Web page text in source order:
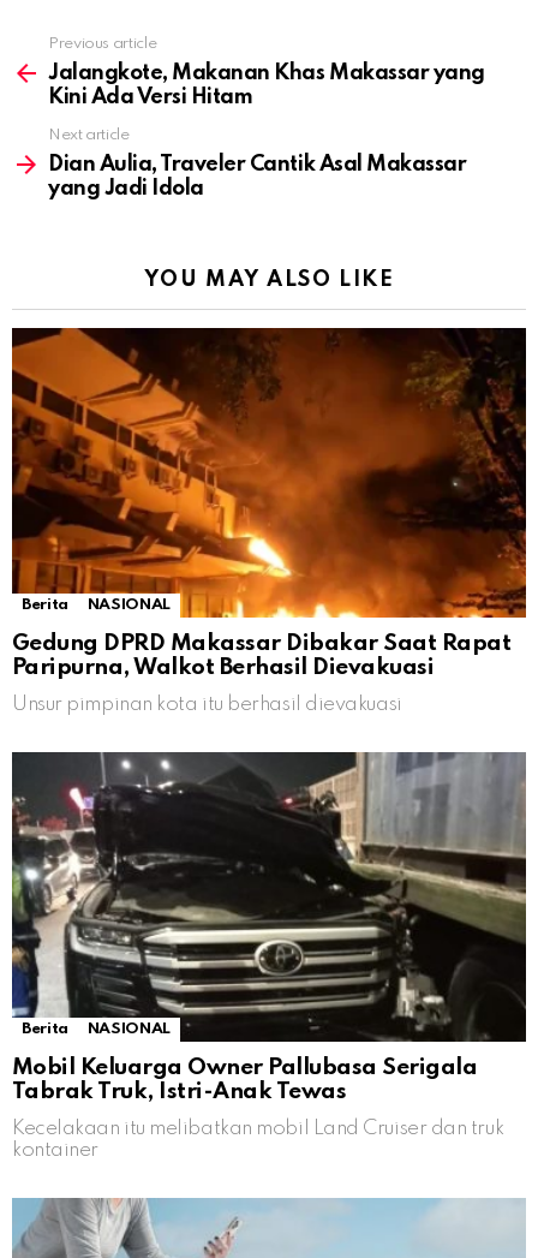
more
Previous article
Jalangkote, Makanan Khas Makassar yang
Kini Ada Versi Hitam
Next article
Dian Aulia, Traveler Cantik Asal Makassar
yang Jadi Idola
YOU MAY ALSO LIKE
Berita NASIONAL
Gedung DPRD Makassar Dibakar Saat Rapat
Paripurna, Walkot Berhasil Dievakuasi
Unsur pimpinan kota itu berhasil dievakuasi
Berita NASIONAL
Mobil Keluarga Owner Pallubasa Serigala
Tabrak Truk, Istri-Anak Tewas
Kecelakaan itu melibatkan mobil Land Cruiser dan truk
kontainer